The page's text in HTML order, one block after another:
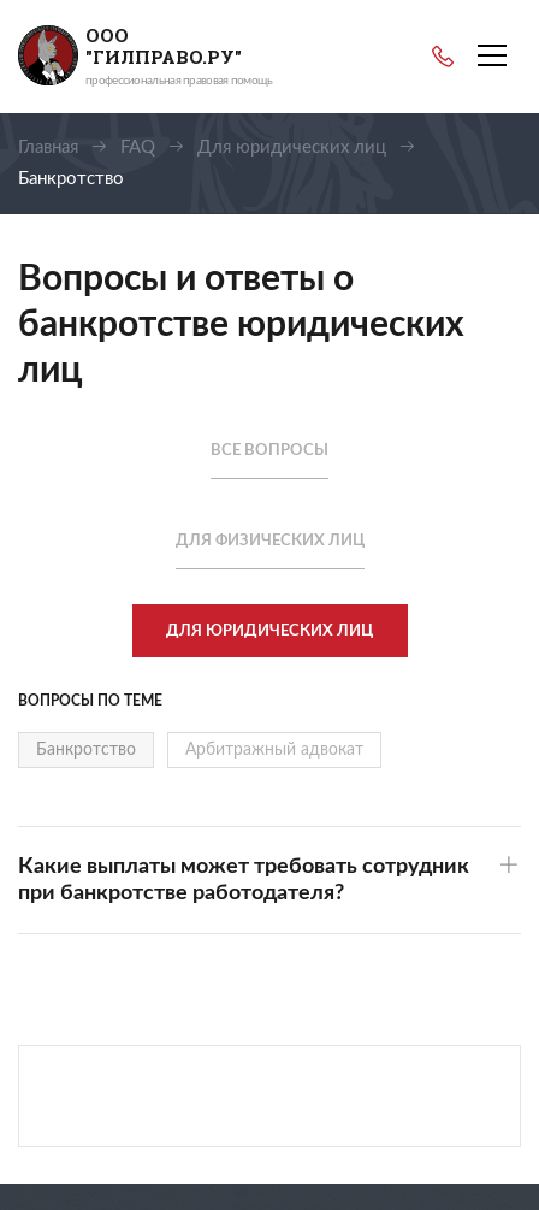
ООО
"ГИЛПРАВО.РУ"
профессиональная правовая помощь
Главная FAQ
Для юридических лиц
Банкротство
Вопросы и ответы о
банкротстве юридических
лиц
ВСЕ ВОПРОСЫ
ДЛЯ ФИЗИЧЕСКИХ ЛИЦ
ДЛЯ ЮРИДИЧЕСКИХ ЛИЦ
ВОПРОСЫ ПО ТЕМЕ
Банкротство Арбитражный адвокат
Какие выплаты может требовать сотрудник
при банкротстве работодателя?